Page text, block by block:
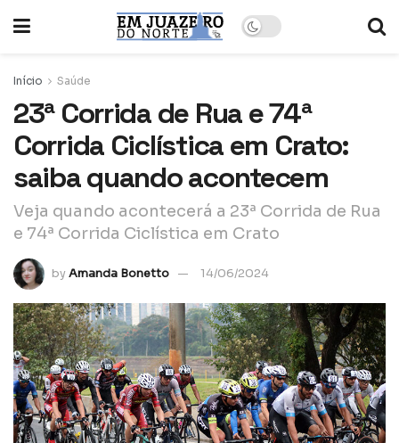
Início Saúde
23ª Corrida de Rua e 74ª
Corrida Ciclística em Crato:
saiba quando acontecem
Veja quando acontecerá a 23ª Corrida de Rua
e 74ª Corrida Ciclística em Crato
byAmanda Bonetto 14/06/2024